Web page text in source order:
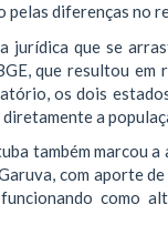
pelas diferenças no
jurídica que se
que resultou em
os dois
a
também marcou
com aporte
como